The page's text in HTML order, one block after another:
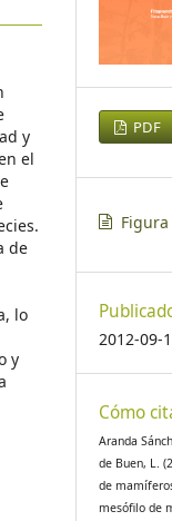
y
el
de
lo
y
PDF
Figura
2012-09-
Cómo
Aranda
de Buen, L.
de
mesófilo de